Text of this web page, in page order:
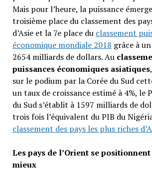
Mais pour l’heure, la puissance
troisième place du classement des
d’Asie et la 7e place du classement
économique mondiale 2018 grâce à
2654 milliards de dollars. Au
puissances économiques asiatiques
sur le podium par la Corée du Sud
un taux de croissance estimé à 4%, le
du Sud s’établit à 1597 milliards de
trois fois l’équivalent du PIB du
classement des pays les plus riches
Les pays de l’Orient se
mieux